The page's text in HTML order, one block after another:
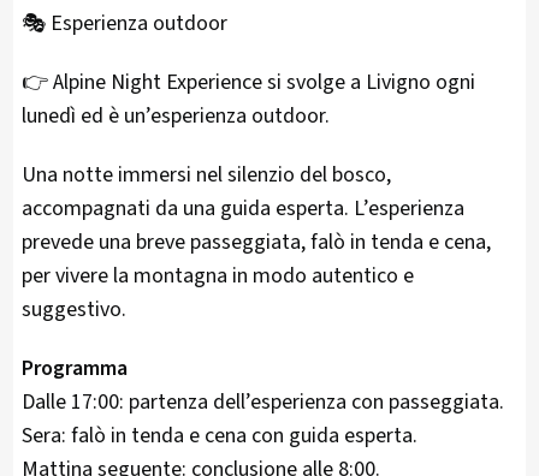
🎭 Esperienza outdoor
👉 Alpine Night Experience si svolge a Livigno ogni
lunedì ed è un’esperienza outdoor.
Una notte immersi nel silenzio del bosco,
accompagnati da una guida esperta. L’esperienza
prevede una breve passeggiata, falò in tenda e cena,
per vivere la montagna in modo autentico e
suggestivo.
Programma
Dalle 17:00: partenza dell’esperienza con passeggiata.
Sera: falò in tenda e cena con guida esperta.
Mattina seguente: conclusione alle 8:00.